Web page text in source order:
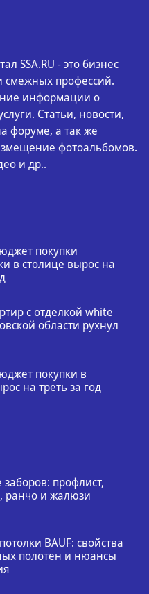
SSA.RU - это бизнес
смежных профессий.
информации о
Статьи, новости,
форуме, а так же
фотоальбомов.
и др..
покупки
в столице вырос на
с отделкой white
области рухнул
покупки в
на треть за год
профлист,
ранчо и жалюзи
BAUF: свойства
полотен и нюансы